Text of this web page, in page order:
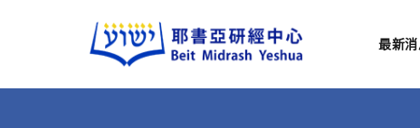
最新